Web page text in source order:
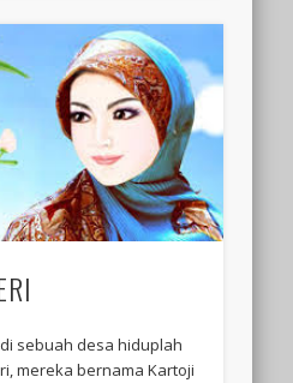
sebuah desa hiduplah
mereka bernama Kartoji